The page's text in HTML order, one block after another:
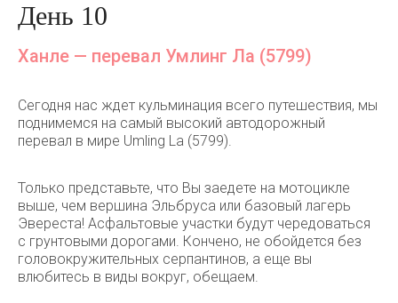
День 10
Ханле — перевал Умлинг Ла (5799)
Сегодня нас ждет кульминация всего путешествия, мы
поднимемся на самый высокий автодорожный
перевал в мире Umling La (5799).
Только представьте, что Вы заедете на мотоцикле
выше, чем вершина Эльбруса или базовый лагерь
Эвереста! Асфальтовые участки будут чередоваться
с грунтовыми дорогами. Кончено, не обойдется без
головокружительных серпантинов, а еще вы
влюбитесь в виды вокруг, обещаем.